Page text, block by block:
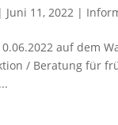
| Juni 11, 2022 |
auf dem
/ Beratung für